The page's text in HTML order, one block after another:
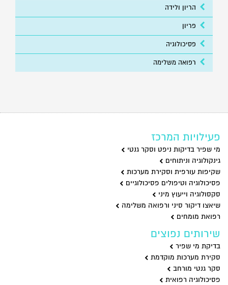
הריון ולידה
פריון
פסיכולוגיה
רפואה משלימה
פעילויות המרכז
מי שפיר בדיקות ניפט וסקר גנטי
גינקולוגיה וניתוחים
שקיפות עורפית וסקירת מערכות
פסיכולוגיה וטיפולים פסיכולוגיים
סקסולוגיה וייעוץ מיני
שיאצו דיקור סיני ורפואה משלימה
רפואת מומחים
שירותים נפוצים
בדיקת מי שפיר
סקירת מערכות מוקדמת
סקר גנטי מורחב
פסיכולוגיה רפואית